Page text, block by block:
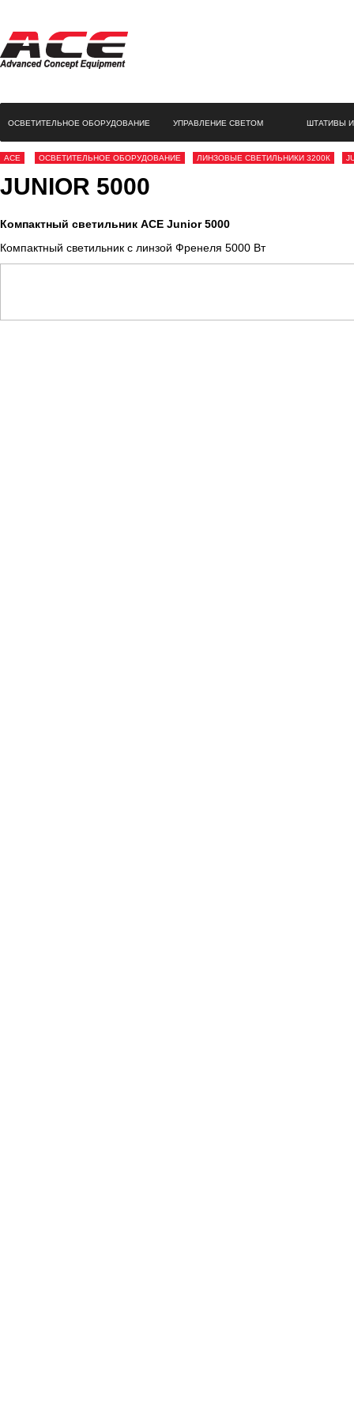
ОСВЕТИТЕЛЬНОЕ ОБОРУДОВАНИЕ УПРАВЛЕНИЕ СВЕТОМ ШТАТИВЫ И
ACE ОСВЕТИТЕЛЬНОЕ ОБОРУДОВАНИЕ ЛИНЗОВЫЕ СВЕТИЛЬНИКИ 3200К
JUNIOR 5000
Компактный светильник ACE Junior 5000
Компактный светильник с линзой Френеля 5000 Вт